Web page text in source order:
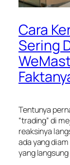
Cara
Sering
Tentunya
“trading” di
reaksinya
ada yang
yang langsung